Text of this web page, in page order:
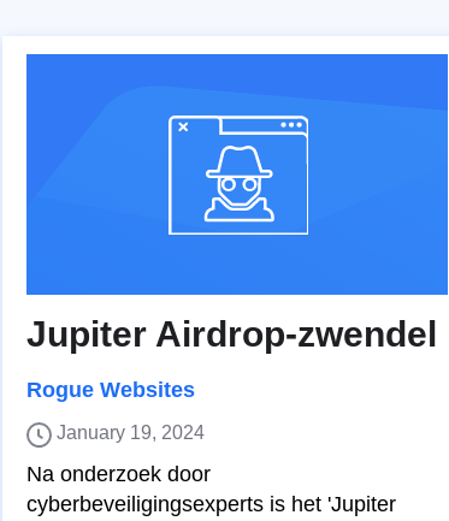
Jupiter Airdrop-zwendel
Rogue Websites
January 19, 2024
Na onderzoek door
cyberbeveiligingsexperts is het 'Jupiter